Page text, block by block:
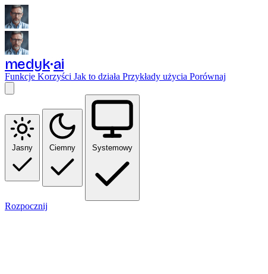
medyk ai
Funkcje Korzyści Jak to działa Przykłady użycia Porównaj
Jasny Ciemny Systemowy
Rozpocznij